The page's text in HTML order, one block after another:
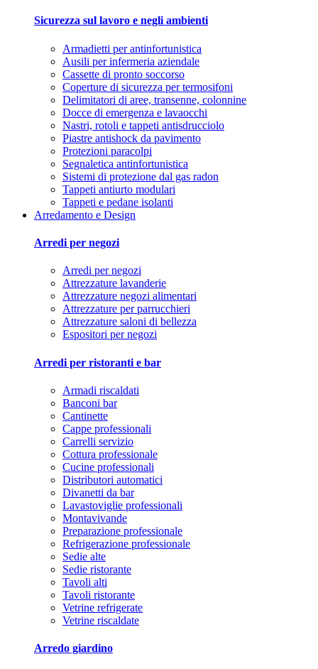
Sicurezza sul lavoro e negli ambienti
Armadietti per antinfortunistica
Ausili per infermeria aziendale
Cassette di pronto soccorso
Coperture di sicurezza per termosifoni
Delimitatori di aree, transenne, colonnine
Docce di emergenza e lavaocchi
Nastri, rotoli e tappeti antisdrucciolo
Piastre antishock da pavimento
Protezioni paracolpi
Segnaletica antinfortunistica
Sistemi di protezione dal gas radon
Tappeti antiurto modulari
Tappeti e pedane isolanti
Arredamento e Design
Arredi per negozi
Arredi per negozi
Attrezzature lavanderie
Attrezzature negozi alimentari
Attrezzature per parrucchieri
Attrezzature saloni di bellezza
Espositori per negozi
Arredi per ristoranti e bar
Armadi riscaldati
Banconi bar
Cantinette
Cappe professionali
Carrelli servizio
Cottura professionale
Cucine professionali
Distributori automatici
Divanetti da bar
Lavastoviglie professionali
Montavivande
Preparazione professionale
Refrigerazione professionale
Sedie alte
Sedie ristorante
Tavoli alti
Tavoli ristorante
Vetrine refrigerate
Vetrine riscaldate
Arredo giardino